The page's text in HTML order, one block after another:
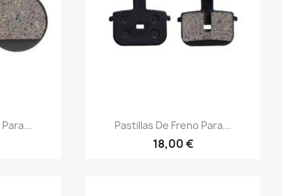
Vista rápida
Pastillas De Freno Para...
18,00 €